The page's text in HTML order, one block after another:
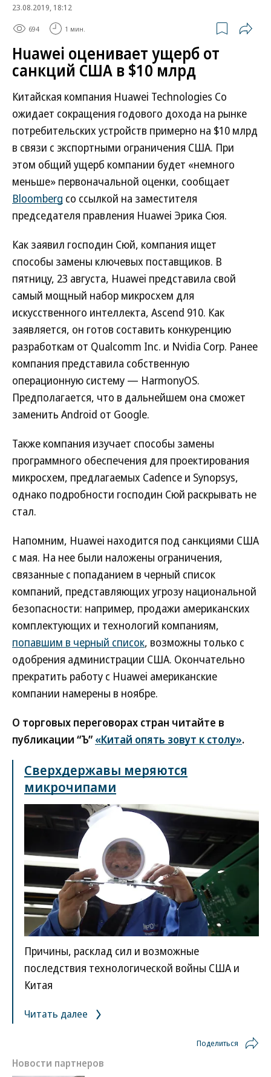
23.08.2019, 18:12
694 1 мин.
Huawei оценивает ущерб от
санкций США в $10 млрд
Китайская компания Huawei Technologies Co
ожидает сокращения годового дохода на рынке
потребительских устройств примерно на $10 млрд
в связи с экспортными ограничения США. При
этом общий ущерб компании будет «немного
меньше» первоначальной оценки, сообщает
Bloomberg со ссылкой на заместителя
председателя правления Huawei Эрика Сюя.
Как заявил господин Сюй, компания ищет
способы замены ключевых поставщиков. В
пятницу, 23 августа, Huawei представила свой
самый мощный набор микросхем для
искусственного интеллекта, Ascend 910. Как
заявляется, он готов составить конкуренцию
разработкам от Qualcomm Inc. и Nvidia Corp. Ранее
компания представила собственную
операционную систему — HarmonyOS.
Предполагается, что в дальнейшем она сможет
заменить Android от Google.
Также компания изучает способы замены
программного обеспечения для проектирования
микросхем, предлагаемых Cadence и Synopsys,
однако подробности господин Сюй раскрывать не
стал.
Напомним, Huawei находится под санкциями США
с мая. На нее были наложены ограничения,
связанные с попаданием в черный список
компаний, представляющих угрозу национальной
безопасности: например, продажи американских
комплектующих и технологий компаниям,
попавшим в черный список, возможны только с
одобрения администрации США. Окончательно
прекратить работу с Huawei американские
компании намерены в ноябре.
О торговых переговорах стран читайте в
публикации “Ъ” «Китай опять зовут к столу».
Сверхдержавы меряются
микрочипами
Причины, расклад сил и возможные
последствия технологической войны США и
Китая
Читать далее
Поделиться
Новости партнеров